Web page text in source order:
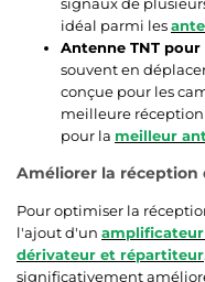
idéal parmi les
Antenne TNT
souvent en
conçue pour les
meilleure
pour la meilleur
Améliorer la réception
Pour optimiser la
l'ajout d'un amplificateur
dérivateur et répartiteur
significativement